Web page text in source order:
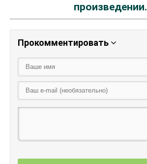
произведении.
Прокомментировать